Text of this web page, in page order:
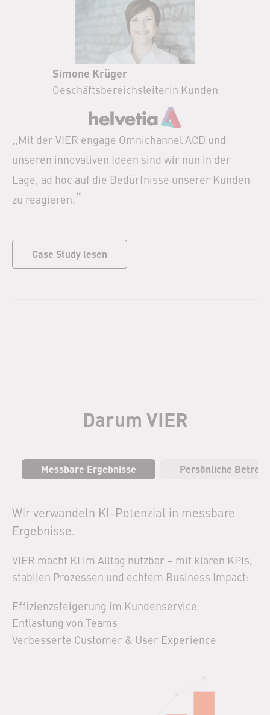
Simone Krüger
Geschäftsbereichsleiterin Kunden
„Mit der VIER engage Omnichannel ACD und
unseren innovativen Ideen sind wir nun in der
Lage, ad hoc auf die Bedürfnisse unserer Kunden
zu reagieren.“
Case Study lesen
Darum VIER
Messbare Ergebnisse Persönliche
Wir verwandeln KI-Potenzial in messbare
Ergebnisse.
VIER macht KI im Alltag nutzbar – mit klaren KPIs,
stabilen Prozessen und echtem Business Impact:
Effizienzsteigerung im Kundenservice​
Entlastung von Teams​
Verbesserte Customer & User Experience